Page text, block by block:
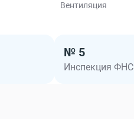
Вентиляция
№ 5
Инспекция ФНС